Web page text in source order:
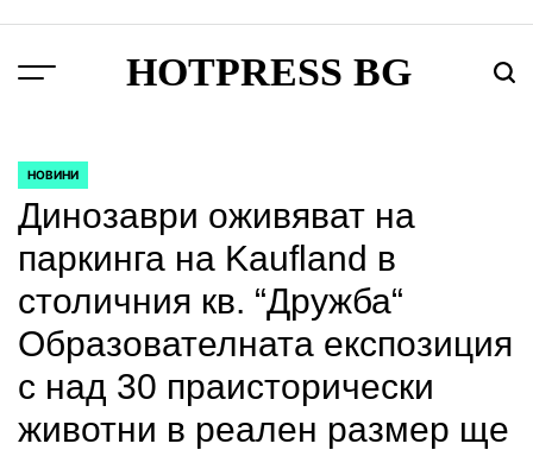
content
Menu HOTPRESS BG
POSTED
IN
НОВИНИ
Динозаври оживяват на
паркинга на Kaufland в
столичния кв. “Дружба“
Образователната експозиция
с над 30 праисторически
животни в реален размер ще